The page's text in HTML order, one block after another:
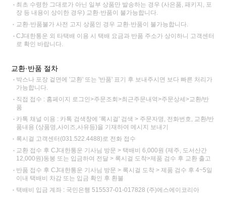
최초 수령한 그대로가 아닌 일부 상품만 발송하는 경우 (사은품, 패키지, 포
장 등 내용이 상이한 경우) 교환·반품이 불가능합니다.
교환·반품불가 사전 고지 상품인 경우 교환·반품이 불가능합니다.
CJ대한통운 외 타택배 이용 시 택배 요금과 반품 주소가 상이하니 고객센터
로 확인 바랍니다.
교환·반품 절차
박스나 포장 겉면에 '교환' 또는 '반품' 표기 후 보내주시면 보다 빠른 처리가
가능합니다.
직접 접수 : 홈페이지 로그인>주문조회>최근주문내역>주문상세>교환/반
품
카톡 채널 이용 : 카톡 검색창에 '록시걸' 검색 > 주문자명, 전화번호, 교환/반
품내용 (상품명,사이즈,사유등)을 기재하여 메시지 보내기
록시걸 고객센터(031.522.4488)로 전화 접수
교환 접수 후 CJ대한통운 기사님 방문 > 택배비 6,000원 (제주, 도서산간
12,000원)동봉 또는 입금하여 전달 > 록시걸 도착>제품 검수 후 교환 출고
반품 접수 후 CJ대한통운 기사님 방문 > 록시걸 도착 > 제품 검수 후 4~5일
이내 택배비 차감 또는 입금 확인 후 환불
택배비 입금 계좌 : 국민은행 515537-01-017828 (주)에스에이코리아